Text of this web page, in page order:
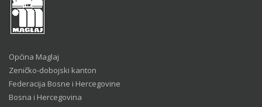
Općina Maglaj
Zeničko-dobojski kanton
Federacija Bosne i Hercegovine
Bosna i Hercegovina